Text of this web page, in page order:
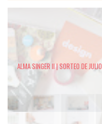
ALMA SINGER II | SORTEO DE JULIO